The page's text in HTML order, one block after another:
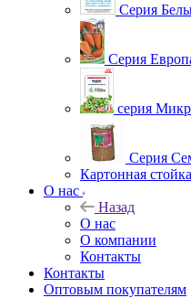
Серия
Серия
серия
Серия
Картонная
О нас
Назад
О нас
О компании
Контакты
Контакты
Оптовым покупателям